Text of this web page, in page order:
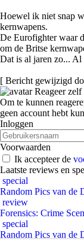
Hoewel ik niet snap
kernwapens.
De Eurofighter waar
om de Britse
Dat is al jaren zo... Al
[ Bericht gewijzigd
Reageer zelf
Om te kunnen
geen account hebt
Inloggen
Voorwaarden
Ik accepteer de
Laatste reviews en
special
Random Pics van de
review
Forensics: Crime
special
Random Pics van de